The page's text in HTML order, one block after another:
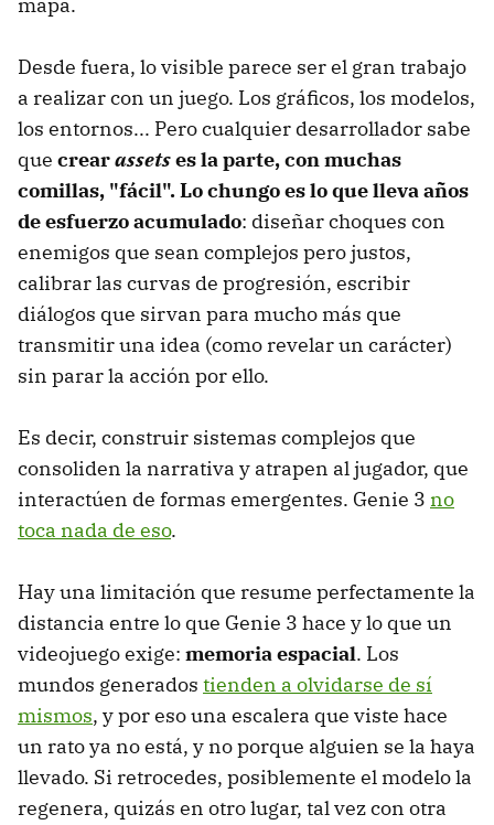
mapa.
Desde fuera, lo visible parece ser el gran trabajo
a realizar con un juego. Los gráficos, los modelos,
los entornos... Pero cualquier desarrollador sabe
que crearassetses la parte, con muchas
comillas, "fácil". Lo chungo es lo que lleva años
de esfuerzo acumulado: diseñar choques con
enemigos que sean complejos pero justos,
calibrar las curvas de progresión, escribir
diálogos que sirvan para mucho más que
transmitir una idea (como revelar un carácter)
sin parar la acción por ello.
Es decir, construir sistemas complejos que
consoliden la narrativa y atrapen al jugador, que
interactúen de formas emergentes. Genie 3 no
toca nada de eso.
Hay una limitación que resume perfectamente la
distancia entre lo que Genie 3 hace y lo que un
videojuego exige: memoria espacial. Los
mundos generados tienden a olvidarse de sí
mismos, y por eso una escalera que viste hace
un rato ya no está, y no porque alguien se la haya
llevado. Si retrocedes, posiblemente el modelo la
regenera, quizás en otro lugar, tal vez con otra